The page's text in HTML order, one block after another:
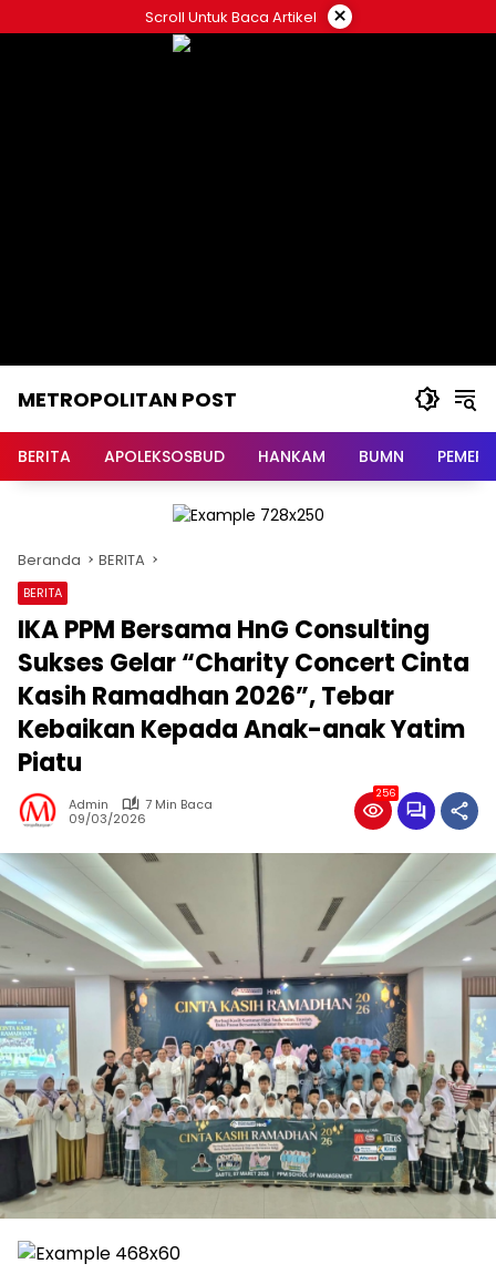
ke
Scroll Untuk Baca Artikel ×
METROPOLITAN POST
BERITA APOLEKSOSBUD HANKAM BUMN
Beranda BERITA
BERITA
IKA PPM Bersama HnG Consulting
Sukses Gelar “Charity Concert Cinta
Kasih Ramadhan 2026”, Tebar
Kebaikan Kepada Anak-anak Yatim
Piatu
Admin
7 Min Baca
09/03/2026
256